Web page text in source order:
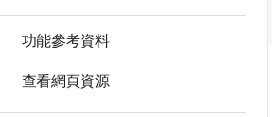
功能參考資料
查看網頁資源